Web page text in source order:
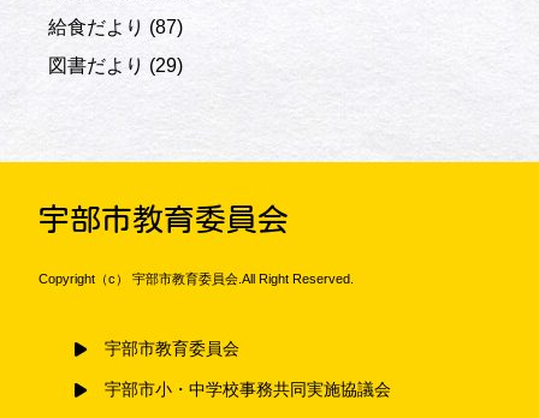
給食だより (87)
図書だより (29)
宇部市教育委員会
Copyright（c） 宇部市教育委員会.All Right Reserved.
宇部市教育委員会
宇部市小・中学校事務共同実施協議会